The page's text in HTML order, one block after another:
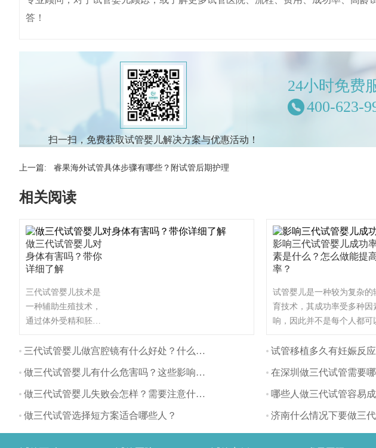
答！
扫一扫，免费获取试管婴儿解决方案与优惠活动！
24小时免费
400-623-
上一篇: 睿果海外试管具体步骤有哪些？附试管后期护理
相关阅读
做三代试管婴儿对
身体有害吗？带你
详细了解
三代试管婴儿技术是
一种辅助生殖技术，
通过体外受精和胚胎
不育夫妇生育。与自
管婴儿对身体的影响
主要体现在以下几个
三代试管婴儿做宫腔镜有什么好处？什么时间做最好？
做三代试管婴儿有什么危害吗？这些影响要注意
做三代试管婴儿失败会怎样？需要注意什么？
做三代试管选择短方案适合哪些人？
影响三代试管婴儿成功
素是什么？怎么做能提
率？
试管婴儿是一种较为复杂的
育技术，其成功率受多种因
响，因此并不是每个人都可
也有可能有些人做试管婴儿
要因素有哪些呢？（如果还
更多的试管婴儿流程、费用
问，解决相关问题）
试管移植多久有妊娠反
在深圳做三代试管需要
哪些人做三代试管容易
济南什么情况下要做三